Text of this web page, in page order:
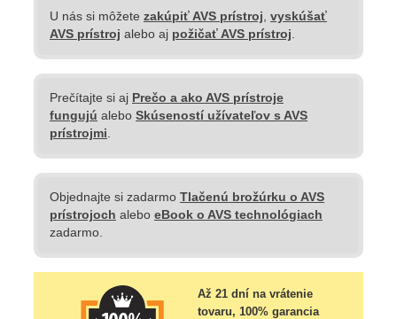
U nás si môžete zakúpiť AVS prístroj vyskúšať
AVS prístroj alebo aj požičať AVS prístroj
Prečítajte si aj Prečo a ako AVS prístroje
fungujú alebo Skúseností užívateľov s AVS
prístrojmi
Objednajte si zadarmo Tlačenú brožúrku o AVS
prístrojoch alebo eBook o AVS technológiach
zadarmo.
Až 21 dní na vrátenie
tovaru, 100% garancia